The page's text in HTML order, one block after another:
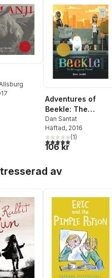
Adventures of
Beekle: The
Unimaginary
Dan Santat
Häftad, 2016
5,0utav 5 stjärnor.
(1)
106 kr
av